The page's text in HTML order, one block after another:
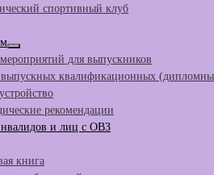
спортивный клуб
для выпускников
квалификационных
рекомендации
и лиц с ОВЗ
книга